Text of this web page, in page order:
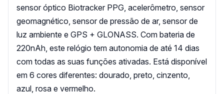
sensor óptico Biotracker PPG, acelerômetro, sensor
geomagnético, sensor de pressão de ar, sensor de
luz ambiente e GPS + GLONASS. Com bateria de
220nAh, este relógio tem autonomia de até 14 dias
com todas as suas funções ativadas. Está disponível
em 6 cores diferentes: dourado, preto, cinzento,
azul, rosa e vermelho.